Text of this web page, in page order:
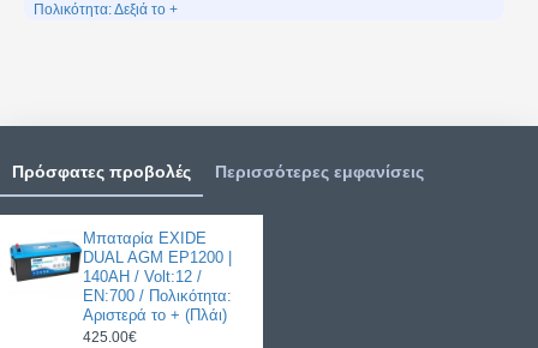
Πολικότητα: Δεξιά το +
Πρόσφατες προβολές Περισσότερες εμφανίσεις
Μπαταρία EXIDE
DUAL AGM EP1200 |
140AH / Volt:12 /
EN:700 / Πολικότητα:
Αριστερά το + (Πλάι)
425.00€